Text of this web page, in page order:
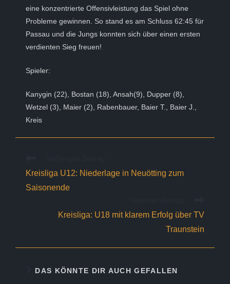
eine konzentrierte Offensivleistung das Spiel ohne
Probleme gewinnen. So stand es am Schluss 62:45 für
Passau und die Jungs konnten sich über einen ersten
verdienten Sieg freuen!
Spieler:
Kanygin (22), Bostan (18), Ansah(9), Dupper (8),
Wetzel (3), Maier (2), Rabenbauer, Baier T., Baier J.,
Kreis
ansehen
Kreisliga U12: Niederlage in Neuötting zum
Saisonende
Kreisliga: U18 mit klarem Erfolg über TV
Traunstein
DAS KÖNNTE DIR AUCH GEFALLEN